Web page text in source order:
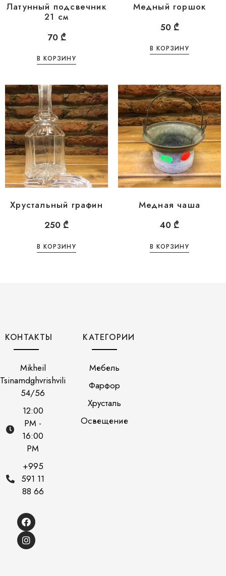
Латунный подсвечник
21 см
70 ₾
В КОРЗИНУ
Медный горшок
50 ₾
В КОРЗИНУ
Хрустальный графин
250 ₾
В КОРЗИНУ
Медная чаша
40 ₾
В КОРЗИНУ
КОНТАКТЫ
Mikheil
Tsinamdghvrishvili
54/56
12:00
PM -
16:00
PM
+995
591 11
88 66
КАТЕГОРИИ
Мебель
Фарфор
Хрусталь
Освещение